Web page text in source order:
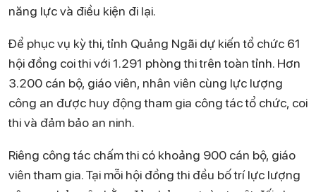
năng lực và điều kiện đi lại.
Để phục vụ kỳ thi, tỉnh Quảng Ngãi dự kiến tổ chức 61
hội đồng coi thi với 1.291 phòng thi trên toàn tỉnh. Hơn
3.200 cán bộ, giáo viên, nhân viên cùng lực lượng
công an được huy động tham gia công tác tổ chức, coi
thi và đảm bảo an ninh.
Riêng công tác chấm thi có khoảng 900 cán bộ, giáo
viên tham gia. Tại mỗi hội đồng thi đều bố trí lực lượng